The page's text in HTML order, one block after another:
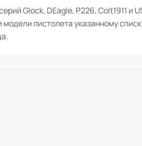
Glock, DEagle, P226, Colt1911 и
пистолета указанному